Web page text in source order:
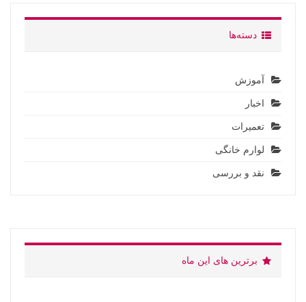
دسته‌ها
آموزش
اخبار
تعمیرات
لوارم خانگی
نقد و بررسی
برترین های این ماه